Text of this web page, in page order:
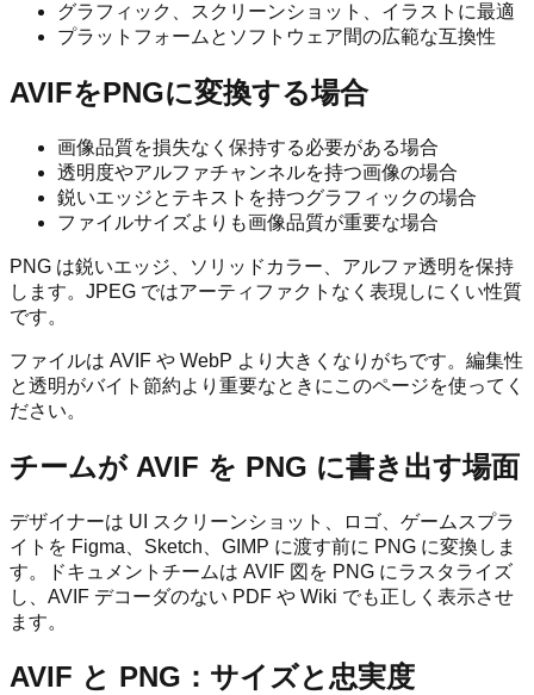
グラフィック、スクリーンショット、イラストに最適
プラットフォームとソフトウェア間の広範な互換性
AVIFをPNGに変換する場合
画像品質を損失なく保持する必要がある場合
透明度やアルファチャンネルを持つ画像の場合
鋭いエッジとテキストを持つグラフィックの場合
ファイルサイズよりも画像品質が重要な場合
PNG は鋭いエッジ、ソリッドカラー、アルファ透明を保持
します。JPEG ではアーティファクトなく表現しにくい性質
です。
ファイルは AVIF や WebP より大きくなりがちです。編集性
と透明がバイト節約より重要なときにこのページを使ってく
ださい。
チームが AVIF を PNG に書き出す場面
デザイナーは UI スクリーンショット、ロゴ、ゲームスプラ
イトを Figma、Sketch、GIMP に渡す前に PNG に変換しま
す。ドキュメントチームは AVIF 図を PNG にラスタライズ
し、AVIF デコーダのない PDF や Wiki でも正しく表示させ
ます。
AVIF と PNG：サイズと忠実度